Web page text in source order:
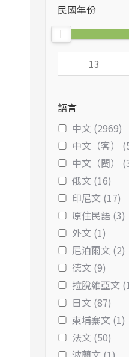
民國年份
語言
中文 (2969)
中文（客）
中文（閩）
俄文 (16)
印尼文 (17)
原住民語 (3)
外文 (1)
尼泊爾文 (2)
德文 (9)
拉脫維亞文
日文 (87)
柬埔寨文 (1)
法文 (50)